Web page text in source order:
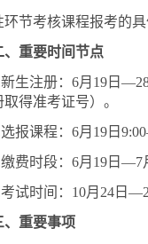
环节考核课程报考的
、重要时间节点
新生注册：6月19日
得准考证号）。
选报课程：6月19日
费时段：6月19日—7
试时间：10月24日
、重要事项